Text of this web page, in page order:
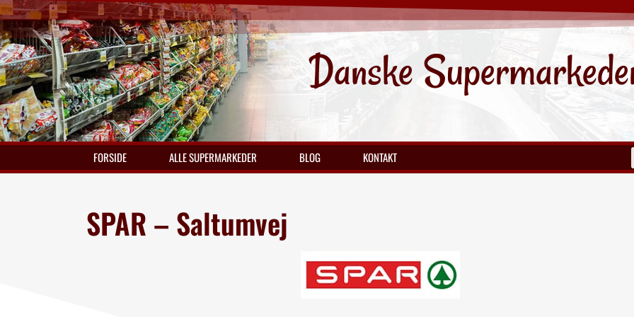
Danske
FORSIDE ALLE SUPERMARKEDER BLOG KONTAKT
SPAR – Saltumvej